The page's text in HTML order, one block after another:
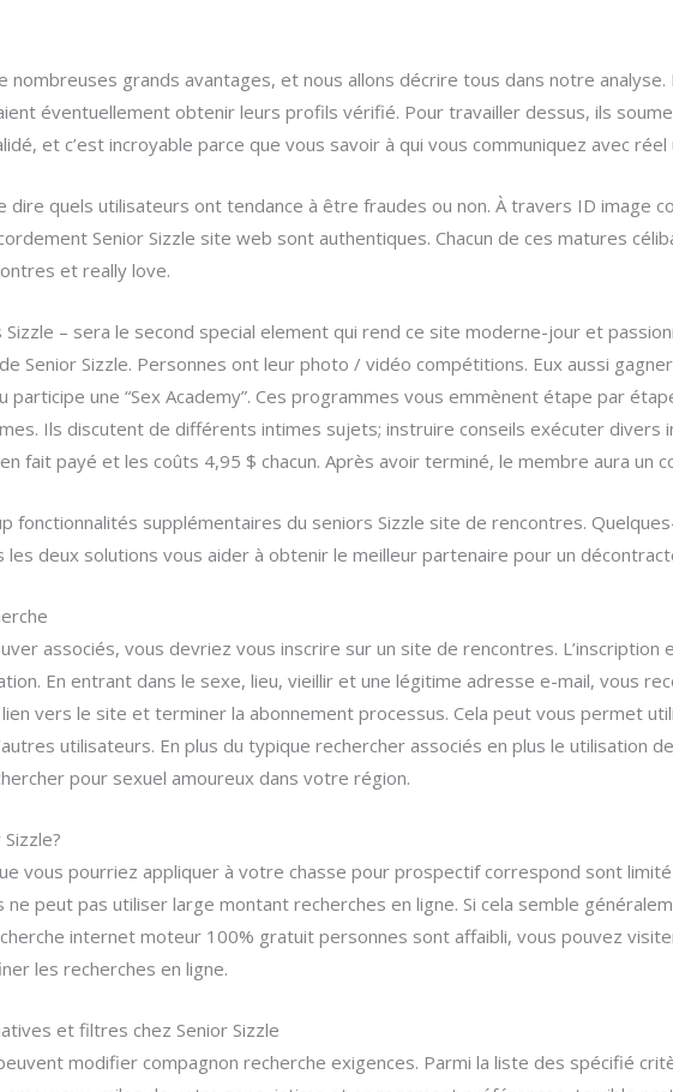
nombreuses grands avantages, et nous allons décrire tous dans notre
éventuellement obtenir leurs profils vérifié. Pour travailler dessus, ils
et c’est incroyable parce que vous savoir à qui vous communiquez avec
dire quels utilisateurs ont tendance à être fraudes ou non. À travers ID image
Senior Sizzle site web sont authentiques. Chacun de ces matures
et really love.
Sizzle – sera le second special element qui rend ce site moderne-jour et
Senior Sizzle. Personnes ont leur photo / vidéo compétitions. Eux aussi
participe une “Sex Academy”. Ces programmes vous emmènent étape par
Ils discutent de différents intimes sujets; instruire conseils exécuter divers
fait payé et les coûts 4,95 $ chacun. Après avoir terminé, le membre aura un
fonctionnalités supplémentaires du seniors Sizzle site de rencontres.
les deux solutions vous aider à obtenir le meilleur partenaire pour un
associés, vous devriez vous inscrire sur un site de rencontres.
En entrant dans le sexe, lieu, vieillir et une légitime adresse e-mail, vous
vers le site et terminer la abonnement processus. Cela peut vous permet
utilisateurs. En plus du typique rechercher associés en plus le utilisation
pour sexuel amoureux dans votre région.
vous pourriez appliquer à votre chasse pour prospectif correspond sont
peut pas utiliser large montant recherches en ligne. Si cela semble
internet moteur 100% gratuit personnes sont affaibli, vous pouvez
les recherches en ligne.
et filtres chez Senior Sizzle
modifier compagnon recherche exigences. Parmi la liste des spécifié